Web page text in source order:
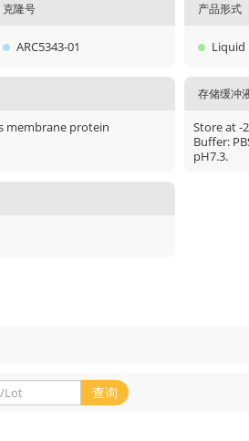
克隆号
ARC5343-01
产品形式
Liquid
membrane protein
存储缓冲
Store at -
Buffer:
pH7.3.
查询